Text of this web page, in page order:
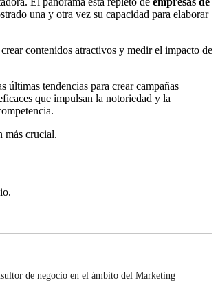
una y otra vez su capacidad para elaborar
contenidos atractivos y medir el impacto de
últimas tendencias para crear campañas
que impulsan la notoriedad y la
más crucial.
de negocio en el ámbito del Marketing